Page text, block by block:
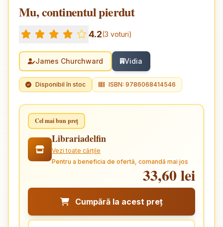
Mu, continentul pierdut
4.2(3 voturi)
James Churchward Vidia
Disponibil în stoc ISBN: 9786068414546
Cel mai bun preț
Librariadelfin
Vezi toate cărțile
Pentru a beneficia de ofertă, comandă mai jos
33,60 lei
Cumpără la acest preț